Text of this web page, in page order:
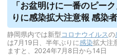
「お盆明けに一番のピー
りに感染拡大注意報 感染
静岡県内では新型コロナウイルスの
は7月19日、半年ぶりに感染拡大注
ますと、2024年7月8日から14日